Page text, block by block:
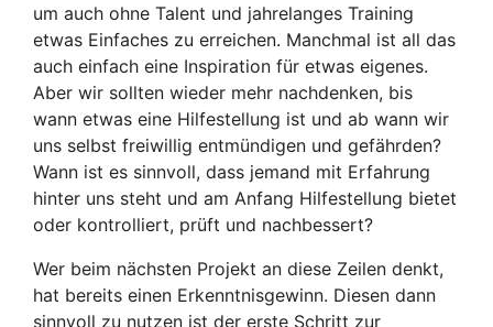
um auch ohne Talent und jahrelanges Training
etwas Einfaches zu erreichen. Manchmal ist all das
auch einfach eine Inspiration für etwas eigenes.
Aber wir sollten wieder mehr nachdenken, bis
wann etwas eine Hilfestellung ist und ab wann wir
uns selbst freiwillig entmündigen und gefährden?
Wann ist es sinnvoll, dass jemand mit Erfahrung
hinter uns steht und am Anfang Hilfestellung bietet
oder kontrolliert, prüft und nachbessert?
Wer beim nächsten Projekt an diese Zeilen denkt,
hat bereits einen Erkenntnisgewinn. Diesen dann
sinnvoll zu nutzen ist der erste Schritt zur